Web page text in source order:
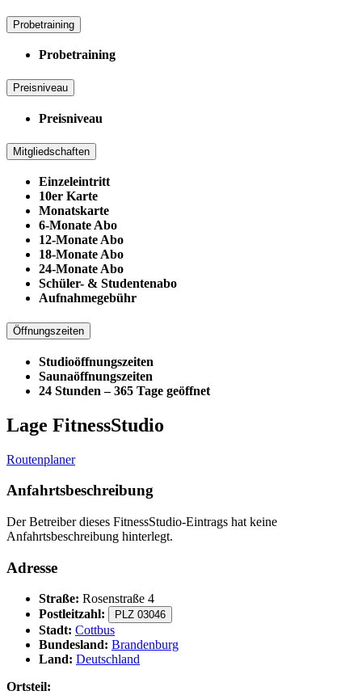
Probetraining
Probetraining
Preisniveau
Preisniveau
Mitgliedschaften
Einzeleintritt
10er Karte
Monatskarte
6-Monate Abo
12-Monate Abo
18-Monate Abo
24-Monate Abo
Schüler- & Studentenabo
Aufnahmegebühr
Öffnungszeiten
Studioöffnungszeiten
Saunaöffnungszeiten
24 Stunden – 365 Tage geöffnet
Lage FitnessStudio
Routenplaner
Anfahrtsbeschreibung
Der Betreiber dieses FitnessStudio-Eintrags hat keine
Anfahrtsbeschreibung hinterlegt.
Adresse
Straße: Rosenstraße 4
Postleitzahl:
PLZ 03046
Stadt: Cottbus
Bundesland: Brandenburg
Land: Deutschland
Ortsteil: